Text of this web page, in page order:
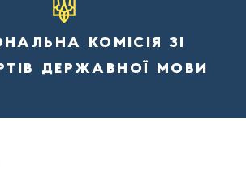
комісія зі
державної мови